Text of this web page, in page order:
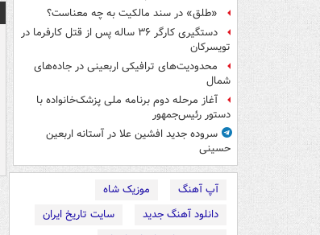
«طلق» در سند مالکیت به چه معناست؟
دستگیری کارگر ۳۶ ساله پس از قتل کارفرما در
تویسرکان
محدودیت‌های ترافیکی اربعینی در جاده‌های
شمال‌
آغاز مرحله دوم برنامه ملی پزشک‌خانواده با
دستور رئیس‌جمهور
سروده جدید افشین علا در آستانه اربعین
حسینی
آپ آهنگ
موزیک شاه
دانلود آهنگ جدید
سایت تاریخ ایران